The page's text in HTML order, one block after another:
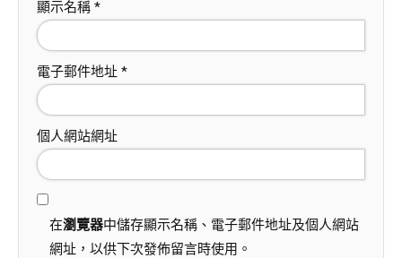
顯示名稱 *
電子郵件地址 *
個人網站網址
在瀏覽器中儲存顯示名稱、電子郵件地址及個人網站
網址，以供下次發佈留言時使用。